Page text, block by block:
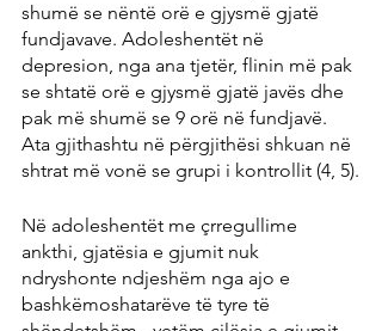
shumë se nëntë orë e gjysmë gjatë
fundjavave. Adoleshentët në
depresion, nga ana tjetër, flinin më pak
se shtatë orë e gjysmë gjatë javës dhe
pak më shumë se 9 orë në fundjavë.
Ata gjithashtu në përgjithësi shkuan në
shtrat më vonë se grupi i kontrollit (4, 5).
Në adoleshentët me çrregullime
ankthi, gjatësia e gjumit nuk
ndryshonte ndjeshëm nga ajo e
bashkëmoshatarëve të tyre të